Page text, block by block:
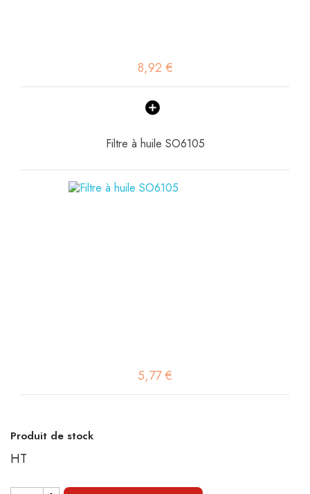
8,92 €
Filtre à huile SO6105
5,77 €
Produit de stock
HT